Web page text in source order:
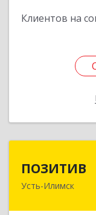
Клиентов на
ПОЗИТИВ
Усть-Илимск
666679,